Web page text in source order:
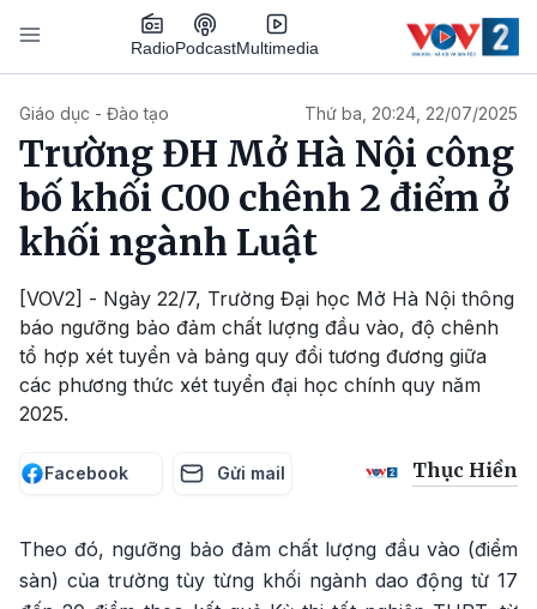
Nhảy đến nội dung
RadioPodcastMultimedia
Giáo dục - Đào tạo Thứ ba, 20:24, 22/07/2025
Trường ĐH Mở Hà Nội công
bố khối C00 chênh 2 điểm ở
khối ngành Luật
[VOV2] - Ngày 22/7, Trường Đại học Mở Hà Nội thông
báo ngưỡng bảo đảm chất lượng đầu vào, độ chênh
tổ hợp xét tuyển và bảng quy đổi tương đương giữa
các phương thức xét tuyển đại học chính quy năm
2025.
Facebook Gửi mail Thục Hiền
Theo đó, ngưỡng bảo đảm chất lượng đầu vào (điểm
sàn) của trường tùy từng khối ngành dao động từ 17